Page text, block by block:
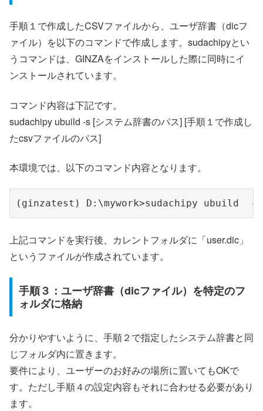
手順１で作成したCSVファイルから、ユーザ辞書（dicフ
ァイル）を以下のコマンドで作成します。sudachipyとい
うコマンドは、GINZAをインストールした際に同時にイ
ンストールされています。
コマンド内容は下記です。
sudachipy ubuild -s [システム辞書のパス] [手順１で作成し
たcsvファイルのパス]
本環境では、以下のコマンド内容となります。
上記コマンドを実行後、カレントフォルダに「user.dic」
というファイルが作成されています。
手順３：ユーザ辞書（dicファイル）を特定のフ
ォルダに格納
分かりやすいように、手順２で指定したシステム辞書と同
じフォルダ内に置きます。
要件により、ユーザーのお好みの場所に置いてもOKで
す。ただし手順４の設定内容もそれに合わせる必要があり
ます。